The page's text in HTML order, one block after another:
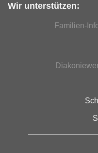
Wir unterstützen:
Familien-